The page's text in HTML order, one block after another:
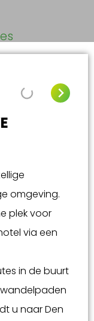
omgeving.
plek voor
via een
in de buurt
u naar Den